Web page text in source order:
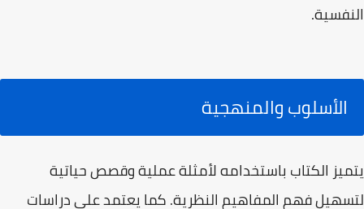
النفسية.
الأسلوب والمنهجية
يتميز الكتاب باستخدامه لأمثلة عملية وقصص حياتية
لتسهيل فهم المفاهيم النظرية. كما يعتمد على دراسات